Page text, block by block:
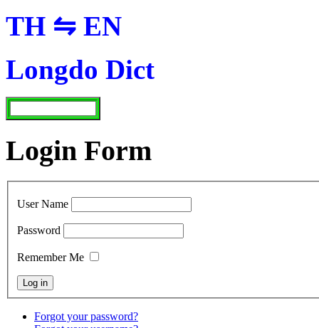
TH ⇋ EN
Longdo Dict
Login Form
User Name
Password
Remember Me
Forgot your password?